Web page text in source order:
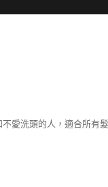
愛洗頭的人，適合所有